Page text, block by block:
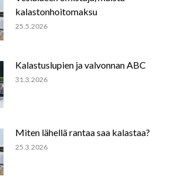
kalastonhoitomaksu
25.5.2026
Kalastuslupien ja valvonnan ABC
31.3.2026
Miten lähellä rantaa saa kalastaa?
25.3.2026